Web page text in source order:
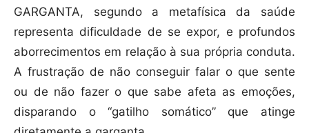
GARGANTA, segundo a metafísica da saúde
representa dificuldade de se expor, e profundos
aborrecimentos em relação à sua própria conduta.
A frustração de não conseguir falar o que sente
ou de não fazer o que sabe afeta as emoções,
disparando o “gatilho somático” que atinge